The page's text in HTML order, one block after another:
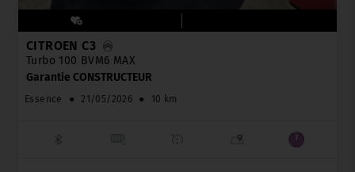
CITROËN C3
Turbo 100 BVM6 MAX
Garantie CONSTRUCTEUR
Essence ● 21/05/2026 ● 10 km